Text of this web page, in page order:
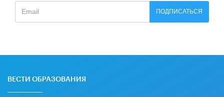
ПОДПИСАТЬСЯ
ВЕСТИ ОБРАЗОВАНИЯ